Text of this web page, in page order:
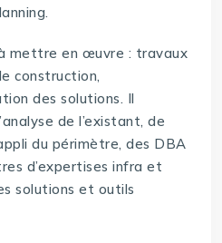
mettre en œuvre : travaux
construction,
des solutions. Il
de l’existant, de
du périmètre, des DBA
d’expertises infra et
solutions et outils